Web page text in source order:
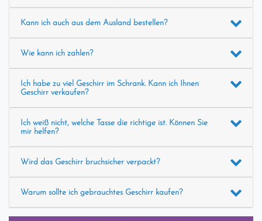
Kann ich auch aus dem Ausland bestellen?
Wie kann ich zahlen?
Ich habe zu viel Geschirr im Schrank. Kann ich Ihnen
Geschirr verkaufen?
Ich weiß nicht, welche Tasse die richtige ist. Können Sie
mir helfen?
Wird das Geschirr bruchsicher verpackt?
Warum sollte ich gebrauchtes Geschirr kaufen?